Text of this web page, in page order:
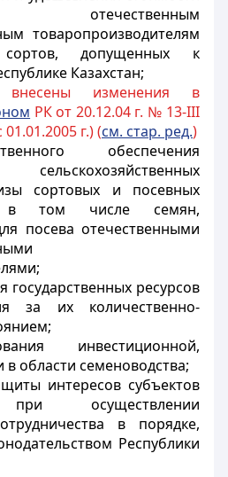
отечественным
товаропроизводителям
допущенных к
Казахстан;
изменения в
РК от 20.12.04 г. № 13-III
г.) (см. стар. ред.)
обеспечения
сортовых и посевных
в том числе семян,
посева отечественными
ресурсов
за их количественно-
инвестиционной,
области семеноводства;
интересов субъектов
при осуществлении
в порядке,
Республики